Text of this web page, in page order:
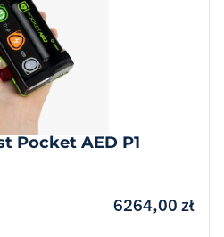
Pocket AED P1
6264,00 zł